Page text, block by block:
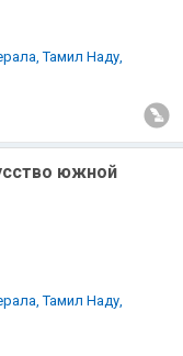
Тамил Наду,
южной
Тамил Наду,